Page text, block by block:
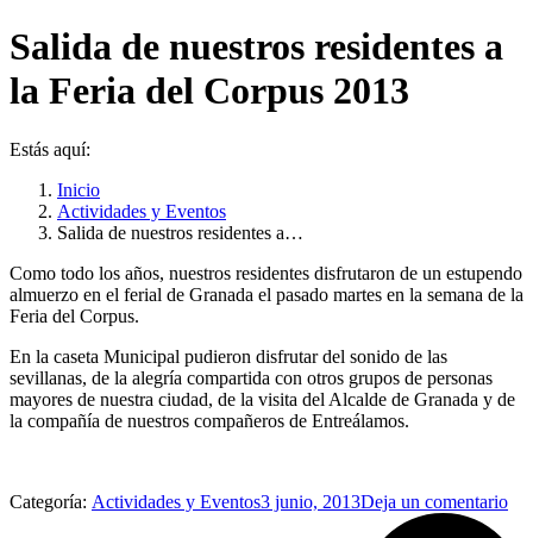
Salida de nuestros residentes a
la Feria del Corpus 2013
Estás aquí:
Inicio
Actividades y Eventos
Salida de nuestros residentes a…
Como todo los años, nuestros residentes disfrutaron de un estupendo
almuerzo en el ferial de Granada el pasado martes en la semana de la
Feria del Corpus.
En la caseta Municipal pudieron disfrutar del sonido de las
sevillanas, de la alegría compartida con otros grupos de personas
mayores de nuestra ciudad, de la visita del Alcalde de Granada y de
la compañía de nuestros compañeros de Entreálamos.
Categoría: Actividades y Eventos3 junio, 2013Deja un comentario